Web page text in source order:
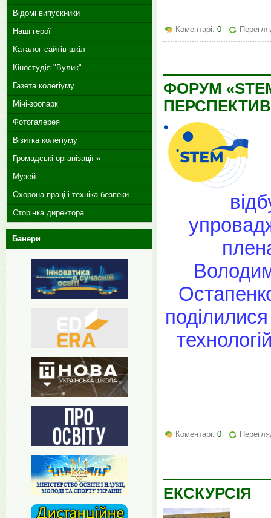
Коментарі: 0
ФОРУМ
Коментарі: 0
ЕКСКУРСІЯ
Відомі випускники
Наші герої
Каталог сайтів шкіл
Кіностудія "Вулик"
Газета колегіуму
Міні-зоопарк
Фотогалерея
Візитка колегіуму
Громадські організації »
Музей
Охорона праці і техніка безпеки
Сторінка директора
Банери